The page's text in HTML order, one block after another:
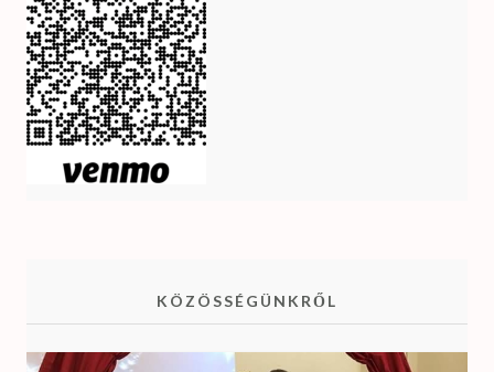
KÖZÖSSÉGÜNKRŐL